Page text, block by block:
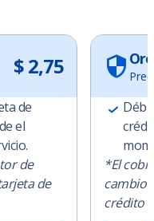
$ 2,75
de
el
de
de
Oro
*El
cambio
crédito